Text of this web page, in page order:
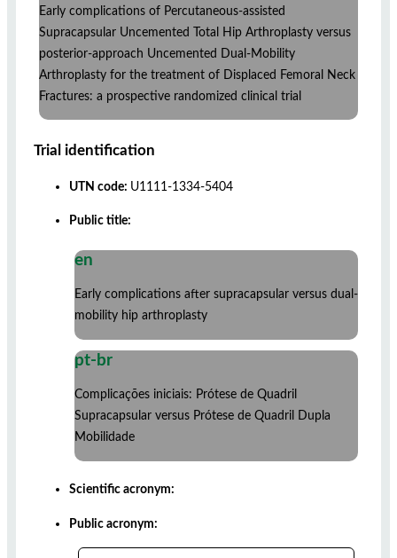
Early complications of Percutaneous-assisted
Supracapsular Uncemented Total Hip Arthroplasty versus
posterior-approach Uncemented Dual-Mobility
Arthroplasty for the treatment of Displaced Femoral Neck
Fractures: a prospective randomized clinical trial
Trial identification
UTN code: U1111-1334-5404
Public title:
en
Early complications after supracapsular versus dual-
mobility hip arthroplasty
pt-br
Complicações iniciais: Prótese de Quadril
Supracapsular versus Prótese de Quadril Dupla
Mobilidade
Scientific acronym:
Public acronym: